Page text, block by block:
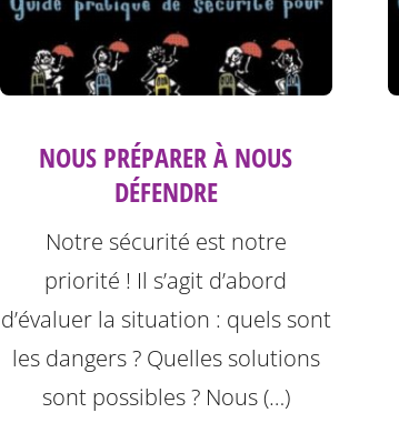
NOUS PRÉPARER À NOUS
DÉFENDRE
Notre sécurité est notre
priorité ! Il s’agit d’abord
d’évaluer la situation : quels sont
les dangers ? Quelles solutions
sont possibles ? Nous (…)